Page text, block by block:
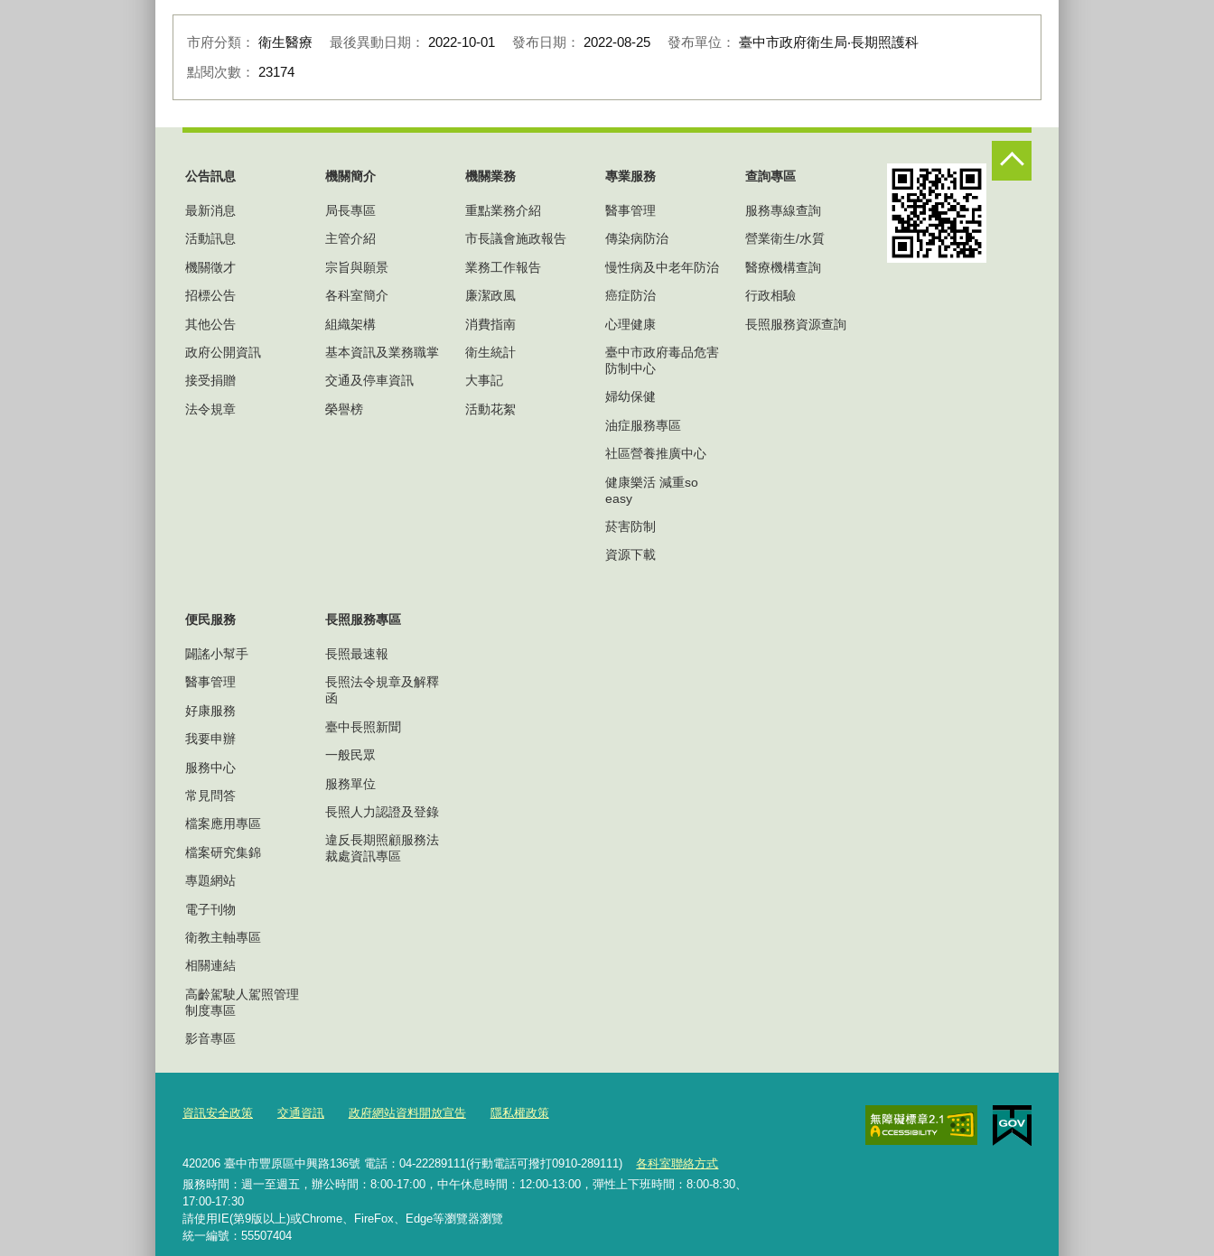
市府分類： 衛生醫療 最後異動日期： 2022-10-01 發布日期： 2022-08-25 發布單位： 臺中市政府衛生局‧長期照護科
點閱次數： 23174
公告訊息
最新消息
活動訊息
機關徵才
招標公告
其他公告
政府公開資訊
接受捐贈
法令規章
機關簡介
局長專區
主管介紹
宗旨與願景
各科室簡介
組織架構
基本資訊及業務職掌
交通及停車資訊
榮譽榜
機關業務
重點業務介紹
市長議會施政報告
業務工作報告
廉潔政風
消費指南
衛生統計
大事記
活動花絮
專業服務
醫事管理
傳染病防治
慢性病及中老年防治
癌症防治
心理健康
臺中市政府毒品危害
防制中心
婦幼保健
油症服務專區
社區營養推廣中心
健康樂活 減重so
easy
菸害防制
資源下載
查詢專區
服務專線查詢
營業衛生/水質
醫療機構查詢
行政相驗
長照服務資源查詢
便民服務
闢謠小幫手
醫事管理
好康服務
我要申辦
服務中心
常見問答
檔案應用專區
檔案研究集錦
專題網站
電子刊物
衛教主軸專區
相關連結
高齡駕駛人駕照管理
制度專區
影音專區
長照服務專區
長照最速報
長照法令規章及解釋
函
臺中長照新聞
一般民眾
服務單位
長照人力認證及登錄
違反長期照顧服務法
裁處資訊專區
資訊安全政策 交通資訊 政府網站資料開放宣告 隱私權政策
420206 臺中市豐原區中興路136號 電話：04-22289111(行動電話可撥打0910-289111)
各科室聯絡方式
服務時間：週一至週五，辦公時間：8:00-17:00，中午休息時間：12:00-13:00，彈性上下班時間：8:00-8:30、
17:00-17:30
請使用IE(第9版以上)或Chrome、FireFox、Edge等瀏覽器瀏覽
統一編號：55507404